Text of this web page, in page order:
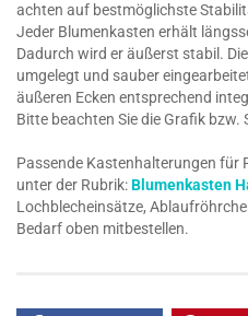
achten auf bestmöglichste
Jeder Blumenkasten erhält
Dadurch wird er äußerst stabil.
umgelegt und sauber
äußeren Ecken entsprechend
Bitte beachten Sie die Grafik bzw.
Passende Kastenhalterungen für
unter der Rubrik:Blumenkasten
Lochblecheinsätze,
Bedarf oben mitbestellen.